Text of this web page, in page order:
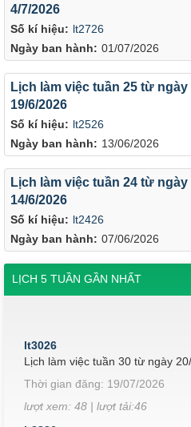
Số kí hiệu: lt2726
Ngày ban hành: 01/07/2026
4/7/2026
Số kí hiệu: lt2526
Ngày ban hành: 13/06/2026
Lịch làm việc tuần 25 từ ngày
19/6/2026
Số kí hiệu: lt2426
Ngày ban hành: 07/06/2026
Lịch làm việc tuần 24 từ ngày
14/6/2026
LỊCH 5 TUẦN GẦN NHẤT
lt3026
Lịch làm việc tuần 30 từ ngày
Thời gian đăng: 19/07/2026
lượt xem: 48 | lượt tải:46
lt2826